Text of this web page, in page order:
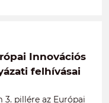
Innovációs
felhívásai
pillére az Európai